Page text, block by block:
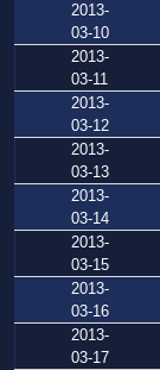
2013-
03-10
2013-
03-11
2013-
03-12
2013-
03-13
2013-
03-14
2013-
03-15
2013-
03-16
2013-
03-17